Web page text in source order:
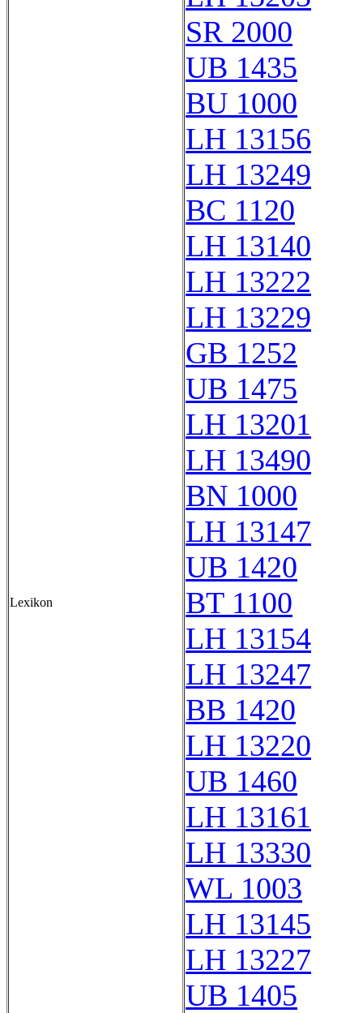
Lexikon
SR 2000
UB 1435
BU 1000
LH 13156
LH 13249
BC 1120
LH 13140
LH 13222
LH 13229
GB 1252
UB 1475
LH 13201
LH 13490
BN 1000
LH 13147
UB 1420
BT 1100
LH 13154
LH 13247
BB 1420
LH 13220
UB 1460
LH 13161
LH 13330
WL 1003
LH 13145
LH 13227
UB 1405